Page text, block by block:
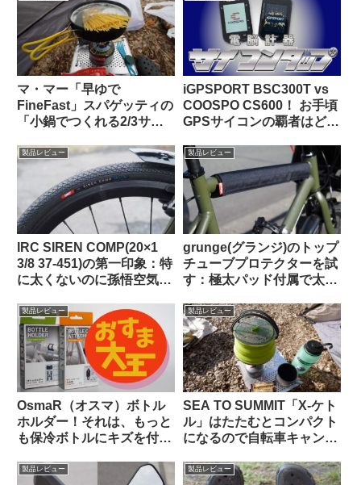
マ・マー「早ゆで
FineFast」スパゲッティの
「小鍋でつくれる2/3サイ
【携行に便利・茹で時間は
iGPSPORT BSC300T vs
COOSPO CS600！ お手頃
GPSサイコンの覇者はどっ
製品レビュー
IRC SIREN COMP(20×1
3/8 37-451)の第一印象：特
に太くないのに孫悟空気分
（ガチ競技用の高級タイ
ヤ）【Tern Crest カスタマ
イズ】
製品レビュー
grunge(グランジ)のトップ
チューブプロテクターを試
す：極太パッド付属で太め
【rin project製品との比較
も】
製品レビュー
OsmaR（オスマ）ボトル
ホルダー！それは、もっと
も保冷ボトルにキズを付け
ダー（のはず）！！
製品レビュー
SEA TO SUMMIT「X-ケト
ル」はたたむとコンパクト
になるので自転車キャンツ
ン
製品レビュー 製品レビュー